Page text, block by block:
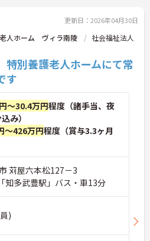
更新日：2026年04月30日
人ホーム ヴィラ南陵
社会福祉法人
特別養護老人ホームにて常
す
～30.4万円程度（諸手当、夜
み）
～426万円程度（賞与3.3ヶ月
苅屋六本松127－3
知多武豊駅」バス・車13分
)